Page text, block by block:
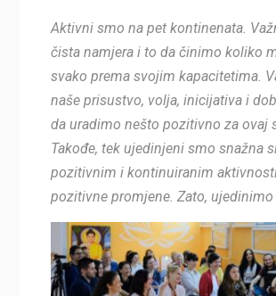
Aktivni smo na pet kontinenata.
čista namjera i to da činimo koliko
svako prema svojim kapacitetima.
naše prisustvo, volja, inicijativa i
da uradimo nešto pozitivno za ovaj
Takođe, tek ujedinjeni smo snažna
pozitivnim i kontinuiranim
pozitivne promjene. Zato, ujedinimo